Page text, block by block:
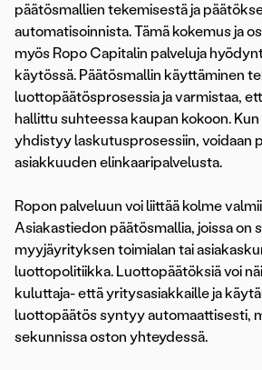
päätösmallien tekemisestä ja
automatisoinnista. Tämä kokemus ja
myös Ropo Capitalin palveluja
käytössä. Päätösmallin käyttäminen
luottopäätösprosessia ja varmistaa,
hallittu suhteessa kaupan kokoon.
yhdistyy laskutusprosessiin, voidaan
asiakkuuden elinkaaripalvelusta.
Ropon palveluun voi liittää kolme
Asiakastiedon päätösmallia, joissa on
myyjäyrityksen toimialan tai
luottopolitiikka. Luottopäätöksiä voi
kuluttaja- että yritysasiakkaille ja
luottopäätös syntyy automaattisesti,
sekunnissa oston yhteydessä.